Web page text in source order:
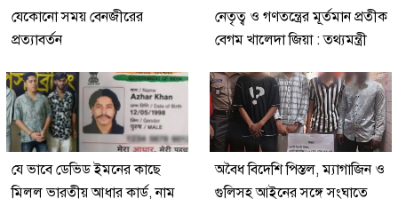
যেকোনো সময় বেনজীরের
প্রত্যাবর্তন
নেতৃত্ব ও গণতন্ত্রের মূর্তমান প্রতীক
বেগম খালেদা জিয়া : তথ্যমন্ত্রী
যে ভাবে ডেভিড ইমনের কাছে
মিলল ভারতীয় আধার কার্ড, নাম
অবৈধ বিদেশি পিস্তল, ম্যাগাজিন ও
গুলিসহ আইনের সঙ্গে সংঘাতে